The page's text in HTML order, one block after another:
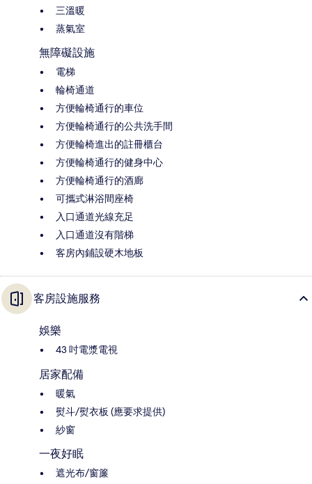
三溫暖
蒸氣室
無障礙設施
電梯
輪椅通道
方便輪椅通行的車位
方便輪椅通行的公共洗手間
方便輪椅進出的註冊櫃台
方便輪椅通行的健身中心
方便輪椅通行的酒廊
可攜式淋浴間座椅
入口通道光線充足
入口通道沒有階梯
客房內鋪設硬木地板
客房設施服務
娛樂
43 吋電漿電視
居家配備
暖氣
熨斗/熨衣板 (應要求提供)
紗窗
一夜好眠
遮光布/窗簾